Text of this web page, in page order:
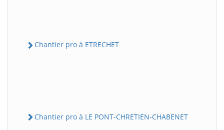
Chantier pro à ETRECHET
Chantier pro à LE PONT-CHRETIEN-CHABENET